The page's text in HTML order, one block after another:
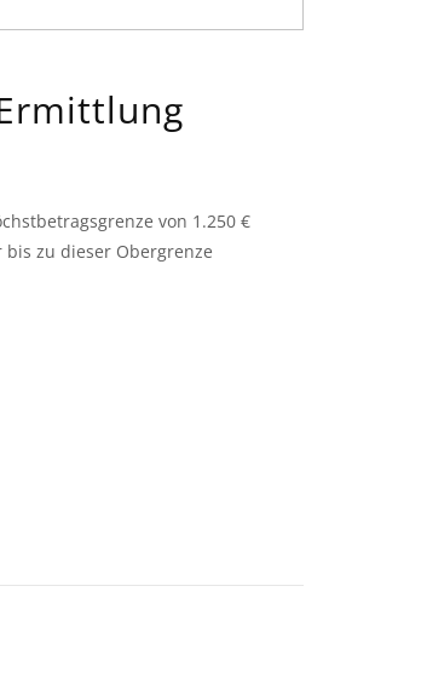
von 1.250 €
zu dieser Obergrenze